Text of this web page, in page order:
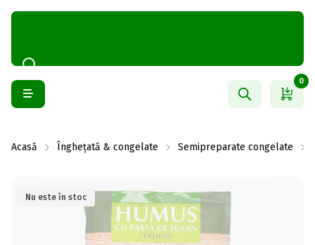
0
Acasă Înghețată & congelate Semipreparate congelate
Nu este în stoc